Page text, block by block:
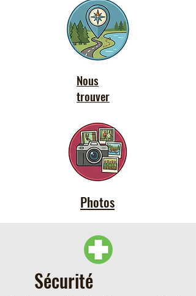
Nous
trouver
Photos
Sécurité